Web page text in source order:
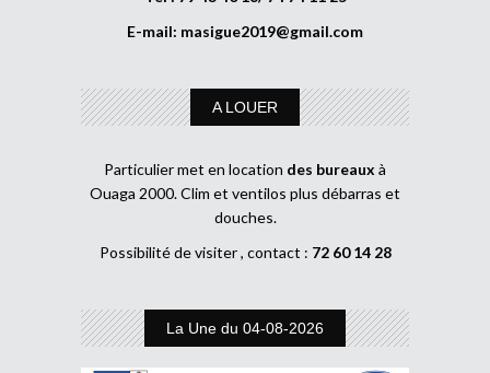
E-mail: masigue2019@gmail.com
A LOUER
Particulier met en location des bureaux à
Ouaga 2000. Clim et ventilos plus débarras et
douches.
Possibilité de visiter , contact : 72 60 14 28
La Une du 04-08-2026